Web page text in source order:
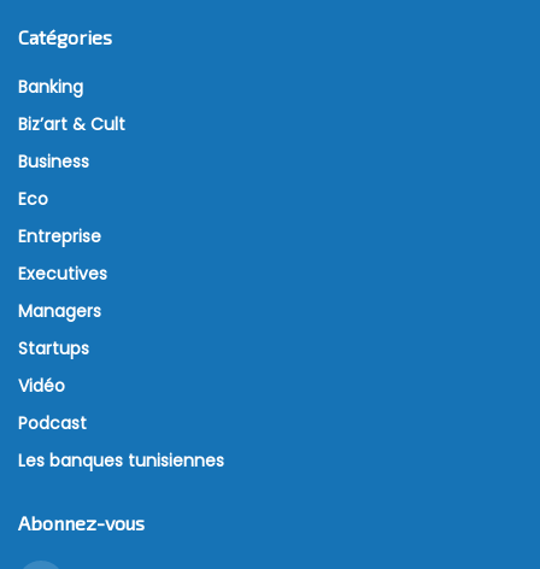
Catégories
Banking
Biz’art & Cult
Business
Eco
Entreprise
Executives
Managers
Startups
Vidéo
Podcast
Les banques tunisiennes
Abonnez-vous